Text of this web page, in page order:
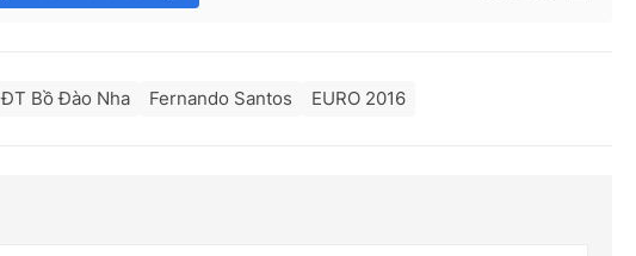
ĐT Bồ Đào Nha Fernando Santos EURO 2016